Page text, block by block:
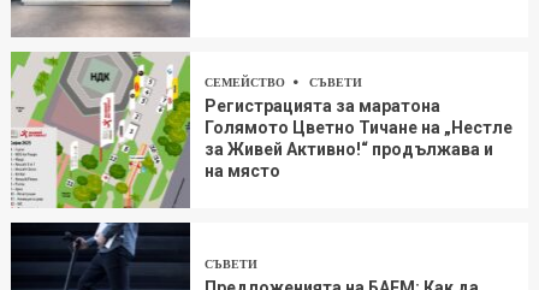
СЕМЕЙСТВО СЪВЕТИ
Регистрацията за маратона
Голямото Цветно Тичане на „Нестле
за Живей Aктивно!“ продължава и
на място
СЪВЕТИ